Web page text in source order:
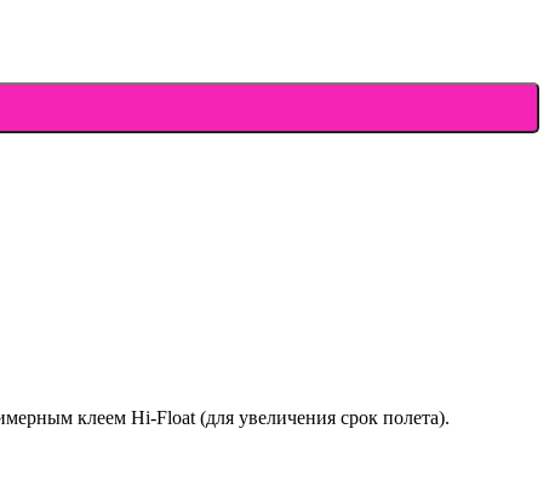
клеем Hi-Float (для увеличения срок полета).